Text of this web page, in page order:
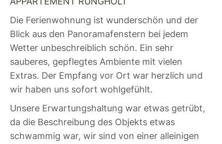
Die Ferienwohnung ist wunderschön und der
Blick aus den Panoramafenstern bei jedem
Wetter unbeschreiblich schön. Ein sehr
sauberes, gepflegtes Ambiente mit vielen
Extras. Der Empfang vor Ort war herzlich und
wir haben uns sofort wohlgefühlt.
Unsere Erwartungshaltung war etwas getrübt,
da die Beschreibung des Objekts etwas
schwammig war, wir sind von einer alleinigen